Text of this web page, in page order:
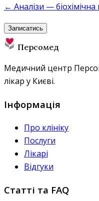
← Аналізи —
Записатись
Персомед
Медичний центр
лікар у Києві.
Інформація
Про клініку
Послуги
Лікарі
Відгуки
Статті та FAQ